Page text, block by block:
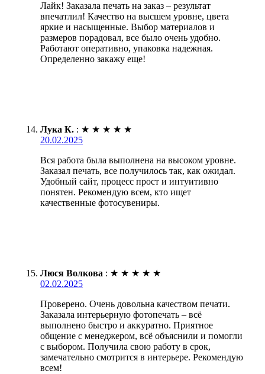
Лайк! Заказала печать на заказ – результат
впечатлил! Качество на высшем уровне, цвета
яркие и насыщенные. Выбор материалов и
размеров порадовал, все было очень удобно.
Работают оперативно, упаковка надежная.
Определенно закажу еще!
Лука К. : ★ ★ ★ ★ ★
20.02.2025
Вся работа была выполнена на высоком уровне.
Заказал печать, все получилось так, как ожидал.
Удобный сайт, процесс прост и интуитивно
понятен. Рекомендую всем, кто ищет
качественные фотосувениры.
Люся Волкова : ★ ★ ★ ★ ★
02.02.2025
Проверено. Очень довольна качеством печати.
Заказала интерьерную фотопечать – всё
выполнено быстро и аккуратно. Приятное
общение с менеджером, всё объяснили и помогли
с выбором. Получила свою работу в срок,
замечательно смотрится в интерьере. Рекомендую
всем!